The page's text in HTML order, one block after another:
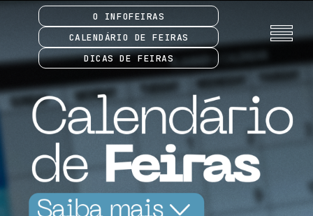
O INFOFEIRAS
CALENDÁRIO DE FEIRAS
DICAS DE FEIRAS